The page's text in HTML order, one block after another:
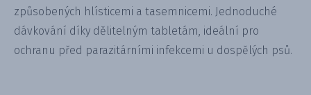
způsobených hlísticemi a tasemnicemi. Jednoduché
dávkování díky dělitelným tabletám, ideální pro
ochranu před parazitárními infekcemi u dospělých psů.